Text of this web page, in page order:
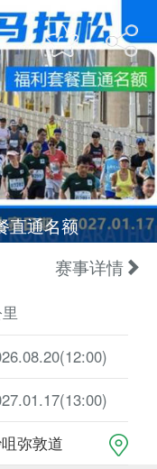
直通名额
赛事详情
(12:00)
(13:00)
弥敦道